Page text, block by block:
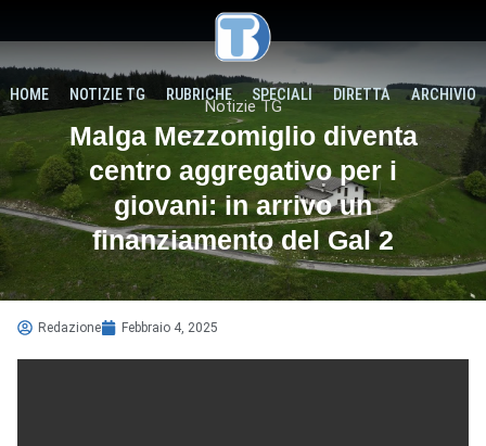
HOME NOTIZIE TG RUBRICHE SPECIALI DIRETTA ARCHIVIO
Notizie TG
Malga Mezzomiglio diventa
centro aggregativo per i
giovani: in arrivo un
finanziamento del Gal 2
Redazione Febbraio 4, 2025